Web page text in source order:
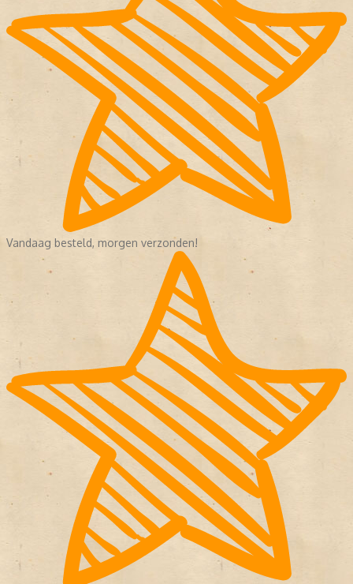
Vandaag besteld, morgen verzonden!